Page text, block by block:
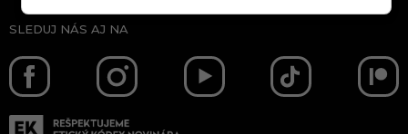
SLEDUJ NÁS AJ NA